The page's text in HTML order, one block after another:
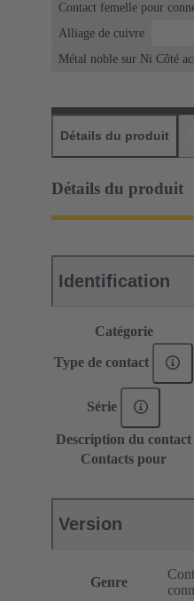
Contact femelle pour
Alliage de cuivre
Métal noble sur Ni Côté
Détails du produit
Détails du produit
Identification
Catégorie
Type de contact
Série
Description du contact
Contacts pour
Version
Genre